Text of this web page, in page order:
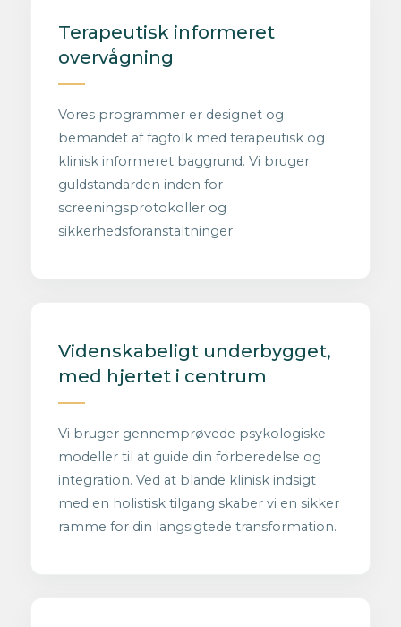
Terapeutisk informeret
overvågning
Vores programmer er designet og
bemandet af fagfolk med terapeutisk og
klinisk informeret baggrund. Vi bruger
guldstandarden inden for
screeningsprotokoller og
sikkerhedsforanstaltninger
Videnskabeligt underbygget,
med hjertet i centrum
Vi bruger gennemprøvede psykologiske
modeller til at guide din forberedelse og
integration. Ved at blande klinisk indsigt
med en holistisk tilgang skaber vi en sikker
ramme for din langsigtede transformation.